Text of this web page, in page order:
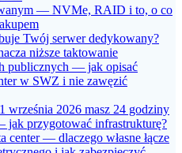
— NVMe, RAID i to, o co
Twój serwer dedykowany?
niższe taktowanie
publicznych — jak opisać
w SWZ i nie zawęzić
września 2026 masz 24 godziny
jak przygotować infrastrukturę?
center — dlaczego własne łącze